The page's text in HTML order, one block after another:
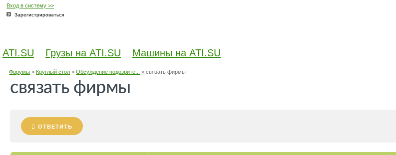
Вход в систему >>
Зарегистрироваться
ATI.SU Грузы на ATI.SU Машины на ATI.SU
Форумы >Круглый стол >Обсуждение подозрите... >связать фирмы
связать фирмы
ОТВЕТИТЬ